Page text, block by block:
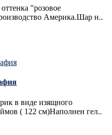
"розовое
Америка.Шар н..
в виде изящного
( 122 см)Наполнен гел..